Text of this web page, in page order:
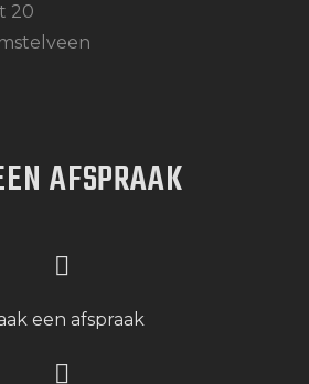
20
AFSPRAAK
een afspraak